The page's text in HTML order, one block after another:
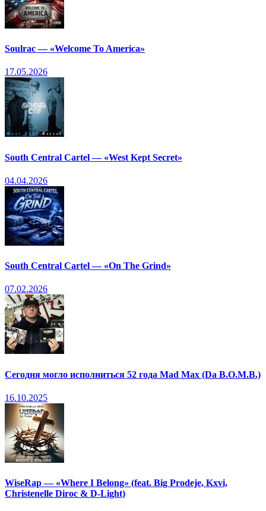
Soulrac — «Welcome To America»
17.05.2026
South Central Cartel — «West Kept Secret»
04.04.2026
South Central Cartel — «On The Grind»
07.02.2026
Сегодня могло исполниться 52 года Mad Max (Da B.O.M.B.)
16.10.2025
WiseRap — «Where I Belong» (feat. Big Prodeje, Kxvi,
Christenelle Diroc & D-Light)